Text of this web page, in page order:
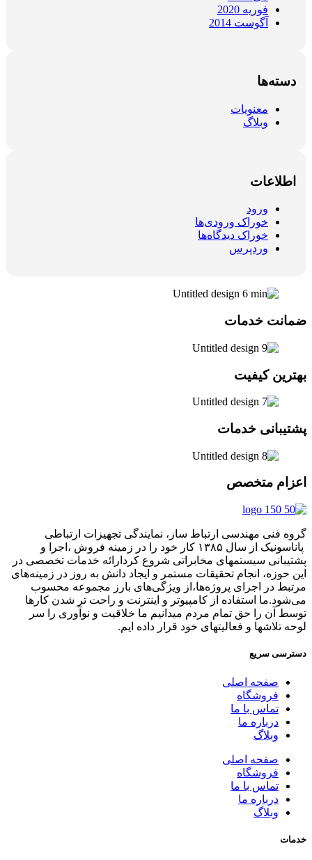
فوریه 2020
آگوست 2014
دسته‌ها
معنویات
وبلاگ
اطلاعات
ورود
خوراک ورودی‌ها
خوراک دیدگاه‌ها
وردپرس
ضمانت خدمات
بهترین کیفیت
پشتیبانی خدمات
اعزام متخصص
گروه فنی مهندسی ارتباط ساز، نمایندگی تجهیزات ارتباطی
پاناسونیک از سال ۱۳۸۵ کار خود را در زمینه فروش ،اجرا و
پشتیبانی سیستمهای مخابراتی شروع کردارائه خدمات تخصصی در
این حوزه، انجام تحقیقات مستمر و ایجاد دانش به‌ روز در زمینه‌های
مرتبط در اجرای پروژه‌ها،از ویژگی‌های بارز مجموعه محسوب
می‌شود.ما استفاده از کامپیوتر و اینترنت و راحت تر شدن کارها
توسط آن را حق تمام مردم میدانیم ما خلاقیت و نوآوری را سر
لوحه تلاشها و فعالیتهای خود قرار داده ایم.
دسترسی سریع
صفحه اصلی
فروشگاه
تماس با ما
درباره ما
وبلاگ
صفحه اصلی
فروشگاه
تماس با ما
درباره ما
وبلاگ
خدمات